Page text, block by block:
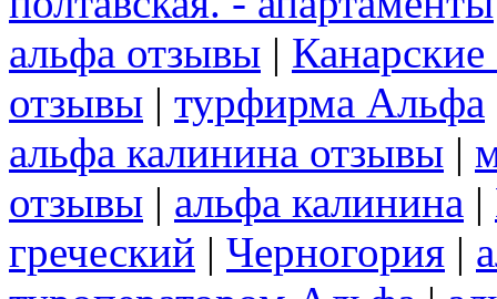
альфа отзывы | Канарские
отзывы | турфирма Альфа
альфа калинина отзывы |
отзывы | альфа калинина |
греческий | Черногория |